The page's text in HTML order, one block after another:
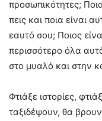
προσωπικότητες;
πεις και ποια είναι
εαυτό σου; Ποιος
περισσότερο όλα
στο μυαλό και στην
Φτιάξε ιστορίες,
ταξιδέψουν, θα